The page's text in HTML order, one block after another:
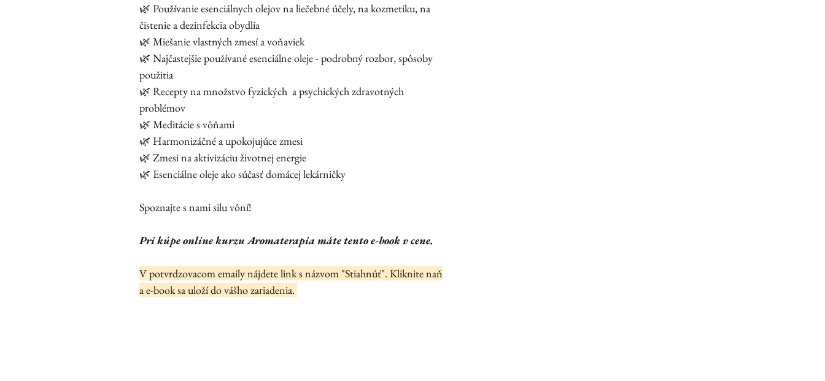
🌿 Používanie esenciálnych olejov na liečebné účely, na kozmetiku, na
čistenie a dezinfekcia obydlia
🌿 Miešanie vlastných zmesí a voňaviek
🌿 Najčastejšie používané esenciálne oleje - podrobný rozbor, spôsoby
použitia
🌿 Recepty na množstvo fyzických a psychických zdravotných
problémov
🌿 Meditácie s vôňami
🌿 Harmonizáčné a upokojujúce zmesi
🌿 Zmesi na aktivizáciu životnej energie
🌿 Esenciálne oleje ako súčasť domácej lekárničky
Spoznajte s nami silu vôní!
Pri kúpe online kurzu Aromaterapia máte tento e-book v cene.
V potvrdzovacom emaily nájdete link s názvom "Stiahnúť". Kliknite naň
a e-book sa uloží do vášho zariadenia.